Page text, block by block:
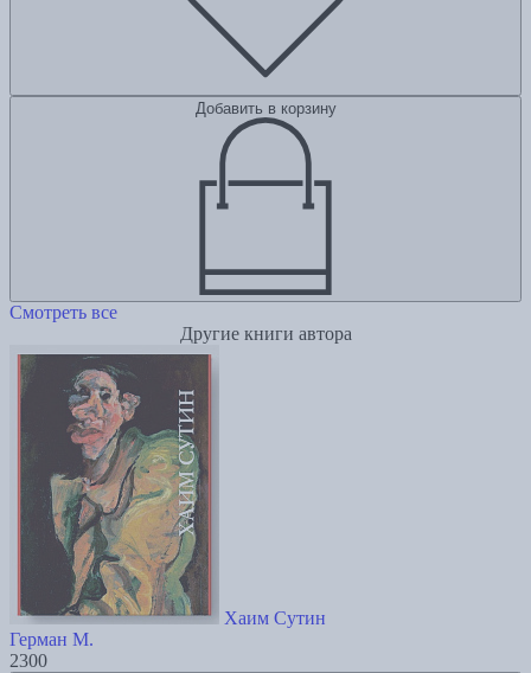
Добавить в корзину
Смотреть все
Другие книги автора
Хаим Сутин
Герман М.
2300